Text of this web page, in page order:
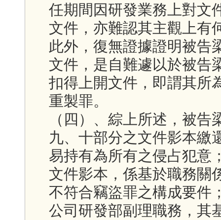
任期間因研發業務上對文
文件，亦難認其主觀上有
此外，復無證據證明被告
文件，是自難遽以於被告
扣得上開文件，即謂其所
重製罪。
（四）、綜上所述，被
九、十部分之文件影本繳
易持有為所有之侵占犯意
文件影本，係基於職務關
不符合竊盜罪之構成要件
公司研發部副理職務，其